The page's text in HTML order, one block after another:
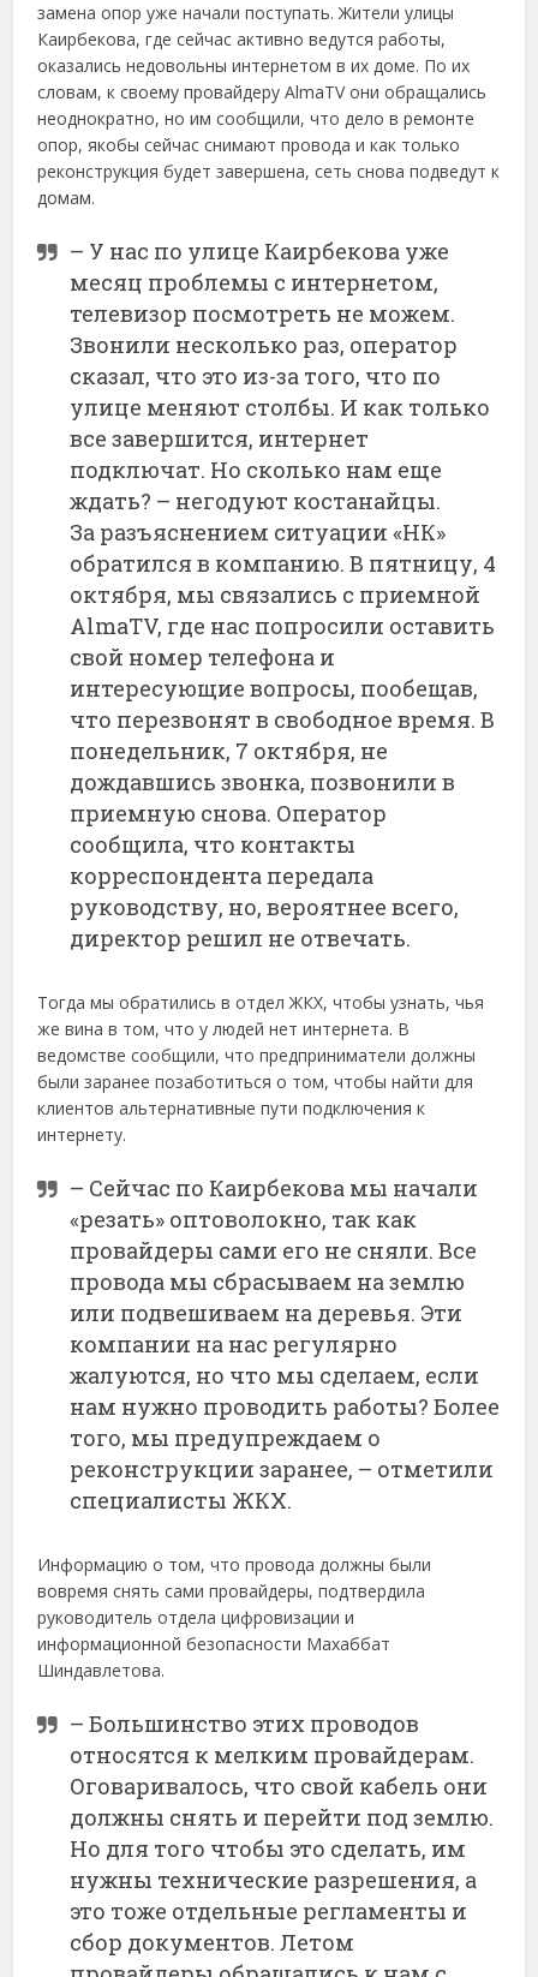
замена опор уже начали поступать. Жители улицы
Каирбекова, где сейчас активно ведутся работы,
оказались недовольны интернетом в их доме. По их
словам, к своему провайдеру AlmaTV они обращались
неоднократно, но им сообщили, что дело в ремонте
опор, якобы сейчас снимают провода и как только
реконструкция будет завершена, сеть снова подведут к
домам.
– У нас по улице Каирбекова уже
месяц проблемы с интернетом,
телевизор посмотреть не можем.
Звонили несколько раз, оператор
сказал, что это из-за того, что по
улице меняют столбы. И как только
все завершится, интернет
подключат. Но сколько нам еще
ждать? – негодуют костанайцы.
За разъяснением ситуации «НК»
обратился в компанию. В пятницу, 4
октября, мы связались с приемной
AlmaTV, где нас попросили оставить
свой номер телефона и
интересующие вопросы, пообещав,
что перезвонят в свободное время. В
понедельник, 7 октября, не
дождавшись звонка, позвонили в
приемную снова. Оператор
сообщила, что контакты
корреспондента передала
руководству, но, вероятнее всего,
директор решил не отвечать.
Тогда мы обратились в отдел ЖКХ, чтобы узнать, чья
же вина в том, что у людей нет интернета. В
ведомстве сообщили, что предприниматели должны
были заранее позаботиться о том, чтобы найти для
клиентов альтернативные пути подключения к
интернету.
– Сейчас по Каирбекова мы начали
«резать» оптоволокно, так как
провайдеры сами его не сняли. Все
провода мы сбрасываем на землю
или подвешиваем на деревья. Эти
компании на нас регулярно
жалуются, но что мы сделаем, если
нам нужно проводить работы? Более
того, мы предупреждаем о
реконструкции заранее, – отметили
специалисты ЖКХ.
Информацию о том, что провода должны были
вовремя снять сами провайдеры, подтвердила
руководитель отдела цифровизации и
информационной безопасности Махаббат
Шиндавлетова.
– Большинство этих проводов
относятся к мелким провайдерам.
Оговаривалось, что свой кабель они
должны снять и перейти под землю.
Но для того чтобы это сделать, им
нужны технические разрешения, а
это тоже отдельные регламенты и
сбор документов. Летом